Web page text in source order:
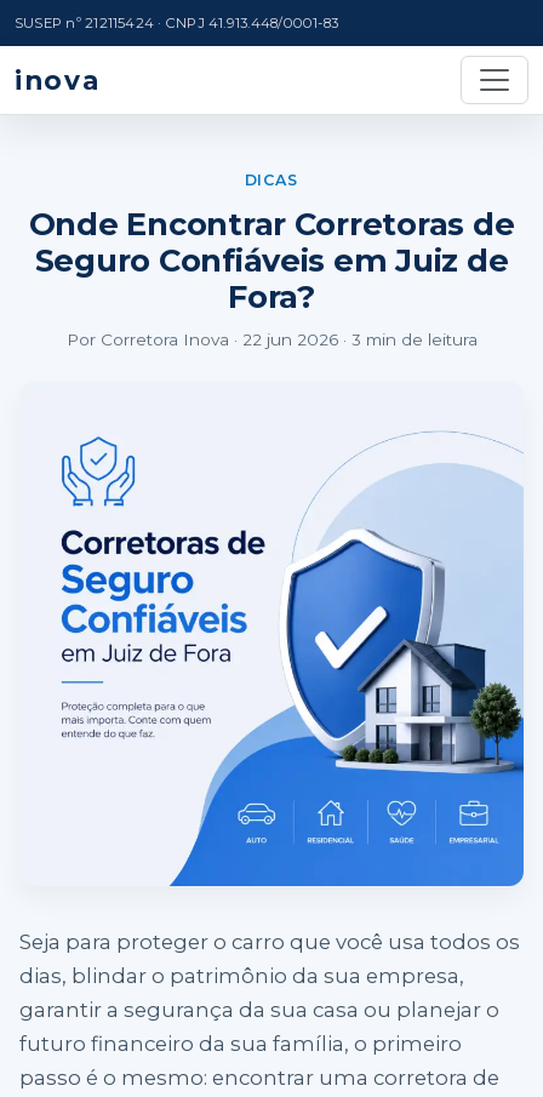
SUSEP nº 212115424 · CNPJ 41.913.448/0001-83
inova
DICAS
Onde Encontrar Corretoras de
Seguro Confiáveis em Juiz de
Fora?
Por Corretora Inova · 22 jun 2026 · 3 min de leitura
Seja para proteger o carro que você usa todos os
dias, blindar o patrimônio da sua empresa,
garantir a segurança da sua casa ou planejar o
futuro financeiro da sua família, o primeiro
passo é o mesmo: encontrar uma corretora de